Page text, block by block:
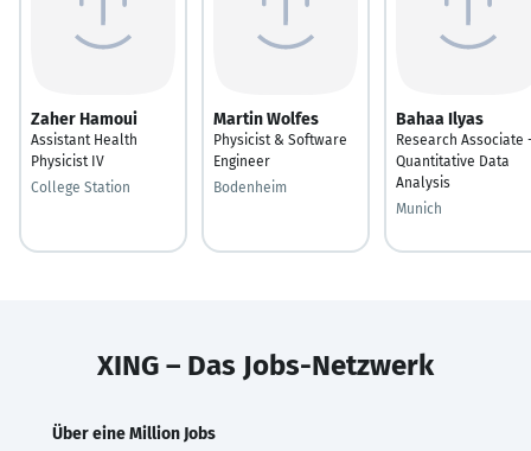
Zaher Hamoui
Assistant Health
Physicist IV
College Station
Martin Wolfes
Physicist & Software
Engineer
Bodenheim
Bahaa Ilyas
Research Associate
Quantitative Data
Analysis
Munich
XING – Das Jobs-Netzwerk
Über eine Million Jobs